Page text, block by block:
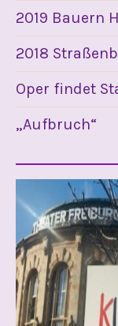
2019 Bauern
2018
Oper findet
„Aufbruch“